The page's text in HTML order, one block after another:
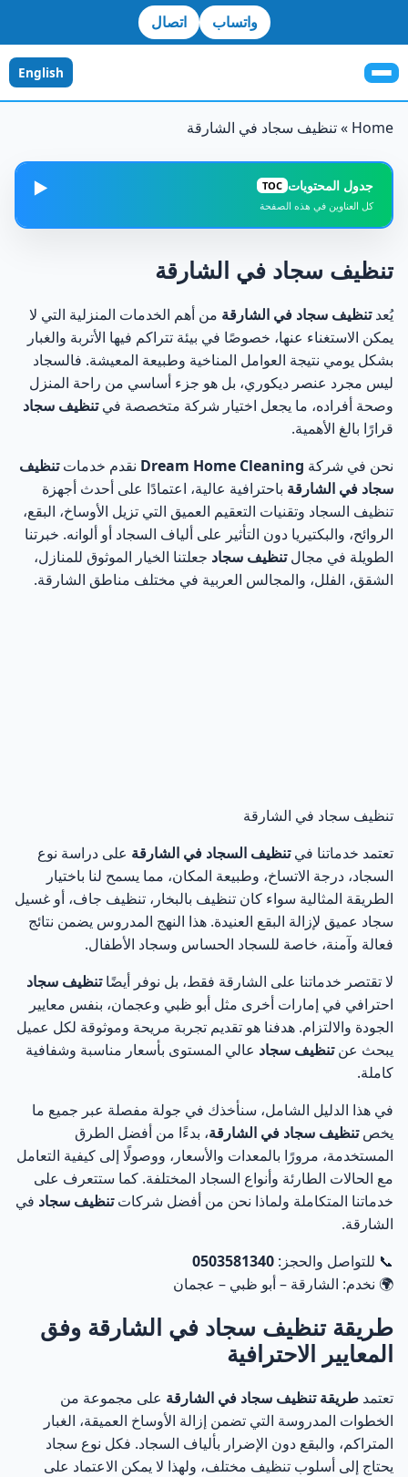
واتساب اتصال
English
Home
»تنظيف سجاد في الشارقة
جدول المحتويات TOC
كل العناوين في هذه الصفحة
▶️
مراحل تنظيف السجاد في الشارقة خطوة بخطوة
3 التعامل مع الغبار في تنظيف سجاد في الشارقة
4 كيفية التعامل مع الحالات الطارئة في تنظيف السجاد
5 أفضل طرق تنظيف السجاد المستخدمة في الشارقة
6 جدول مقارنة بين طرق تنظيف السجاد
7 أهمية اختيار شركة متخصصة في تنظيف سجاد في الشارقة
8 معدات تنظيف سجاد في الشارقة ودورها في جودة النتائج
14
أنواع السجاد ودورها في تحديد طريقة تنظيف سجاد في
الشارقة
15 تنظيف سجاد الصوف في الشارقة
16 تنظيف السجاد الصناعي في الشارقة
تنظيف سجاد الحرير والسجاد الفاخر
19 تنظيف سجاد الاستديوهات في الشارقة
20 تنظيف سجاد المنازل والفلل في الشارقة
22 تنظيف سجاد الفلل في الشارقة باحتراف يليق بالمنازل
23 تنظيف سجاد المجالس العربية في الشارقة بعناية
وخصوصية
تنظيف السجاد في الشارقة ضد العفن والبكتيريا
تنظيف سجاد الشارقة مع التعقيم الكامل لحماية الأسرة
تنظيف سجاد في الشارقة
يُعدتنظيف سجاد في الشارقة من أهم الخدمات المنزلية التي لا
يمكن الاستغناء عنها، خصوصًا في بيئة تتراكم فيها الأتربة والغبار
بشكل يومي نتيجة العوامل المناخية وطبيعة المعيشة. فالسجاد
ليس مجرد عنصر ديكوري، بل هو جزء أساسي من راحة المنزل
وصحة أفراده، ما يجعل اختيار شركة متخصصة فيتنظيف سجاد
قرارًا بالغ الأهمية.
نحن في شركة Dream Home Cleaning نقدم خدماتتنظيف
سجاد في الشارقة باحترافية عالية، اعتمادًا على أحدث أجهزة
تنظيف السجاد وتقنيات التعقيم العميق التي تزيل الأوساخ، البقع،
الروائح، والبكتيريا دون التأثير على ألياف السجاد أو ألوانه. خبرتنا
الطويلة في مجالتنظيف سجاد جعلتنا الخيار الموثوق للمنازل،
الشقق، الفلل، والمجالس العربية في مختلف مناطق الشارقة.
تنظيف سجاد في الشارقة
تعتمد خدماتنا فيتنظيف السجاد في الشارقة على دراسة نوع
السجاد، درجة الاتساخ، وطبيعة المكان، مما يسمح لنا باختيار
الطريقة المثالية سواء كان تنظيف بالبخار، تنظيف جاف، أو غسيل
سجاد عميق لإزالة البقع العنيدة. هذا النهج المدروس يضمن نتائج
فعالة وآمنة، خاصة للسجاد الحساس وسجاد الأطفال.
لا تقتصر خدماتنا على الشارقة فقط، بل نوفر أيضًاتنظيف سجاد
احترافي في إمارات أخرى مثل أبو ظبي وعجمان، بنفس معايير
الجودة والالتزام. هدفنا هو تقديم تجربة مريحة وموثوقة لكل عميل
يبحث عنتنظيف سجاد عالي المستوى بأسعار مناسبة وشفافية
كاملة.
في هذا الدليل الشامل، سنأخذك في جولة مفصلة عبر جميع ما
يخصتنظيف سجاد في الشارقة، بدءًا من أفضل الطرق
المستخدمة، مرورًا بالمعدات والأسعار، ووصولًا إلى كيفية التعامل
مع الحالات الطارئة وأنواع السجاد المختلفة. كما ستتعرف على
خدماتنا المتكاملة ولماذا نحن من أفضل شركاتتنظيف سجاد في
الشارقة.
📞 للتواصل والحجز: 0503581340
🌍 نخدم: الشارقة – أبو ظبي – عجمان
طريقة تنظيف سجاد في الشارقة وفق
المعايير الاحترافية
تعتمد طريقة تنظيف سجاد في الشارقة على مجموعة من
الخطوات المدروسة التي تضمن إزالة الأوساخ العميقة، الغبار
المتراكم، والبقع دون الإضرار بألياف السجاد. فكل نوع سجاد
يحتاج إلى أسلوب تنظيف مختلف، ولهذا لا يمكن الاعتماد على